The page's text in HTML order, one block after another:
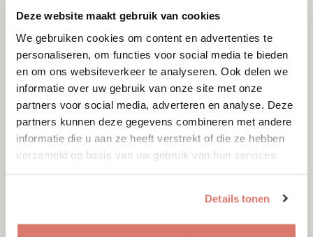
Deze website maakt gebruik van cookies
We gebruiken cookies om content en advertenties te
personaliseren, om functies voor social media te bieden
en om ons websiteverkeer te analyseren. Ook delen we
informatie over uw gebruik van onze site met onze
partners voor social media, adverteren en analyse. Deze
partners kunnen deze gegevens combineren met andere
informatie die u aan ze heeft verstrekt of die ze hebben
verzameld op basis van uw gebruik van hun services.
Details tonen
Adoptie 08-08-2026
Yara
Lommel